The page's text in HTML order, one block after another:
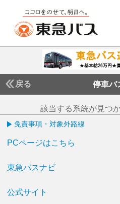
戻る 停車バ
該当する系統が見つ
免責事項・対象外路線
PCページはこちら
東急バスナビ
公式サイト